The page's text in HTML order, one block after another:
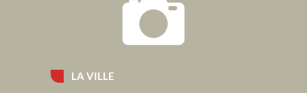
LA VILLE